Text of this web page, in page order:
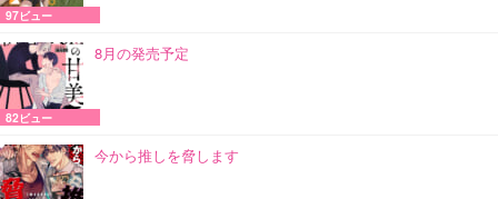
97ビュー
8月の発売予定
82ビュー
今から推しを脅します